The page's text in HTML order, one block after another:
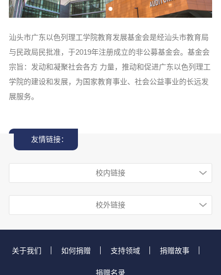
汕头市广东以色列理工学院教育发展基金会是经汕头市教育局
与民政局民批准，于2019年注册成立的非公募基金会。基金会
宗旨：发动和凝聚社会各方 力量，推动和促进广东以色列理工
学院的建设和发展，为国家教育事业、社会公益事业的长远发
展服务。
友情链接：
校内链接
校外链接
关于我们 如何捐赠 支持领域 捐赠故事
捐赠名录